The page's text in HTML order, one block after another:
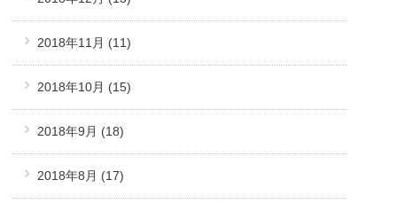
2018年11月 (11)
2018年10月 (15)
2018年9月 (18)
2018年8月 (17)